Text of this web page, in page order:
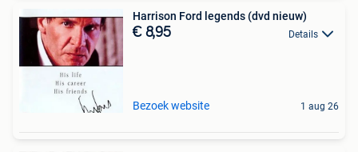
Harrison Ford legends (dvd nieuw)
€ 8,95 Details
Bezoek website 1 aug 26